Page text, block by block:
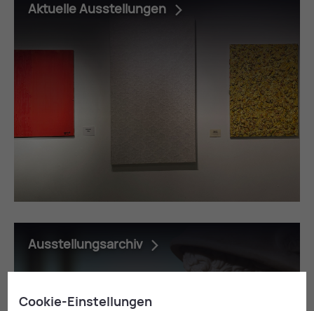
Aktuelle Ausstellungen
Ausstellungsarchiv
Cookie-Einstellungen